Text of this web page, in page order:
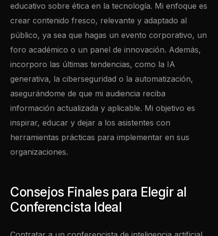
educativo sobre ética en la tecnología. Mi enfoque es
crear contenido fresco, relevante y adaptado al
público, ya sea que hagas un evento corporativo, un
foro académico o un panel de innovación. Además,
incorporo las últimas tendencias, como la IA
generativa, la ciberseguridad o la automatización,
asegurándome de que mi audiencia reciba
información actualizada y aplicable. Mi objetivo es
inspirar, educar y dejar a los asistentes con
herramientas prácticas para implementar en sus
organizaciones.
Consejos Finales para Elegir al
Conferencista Ideal